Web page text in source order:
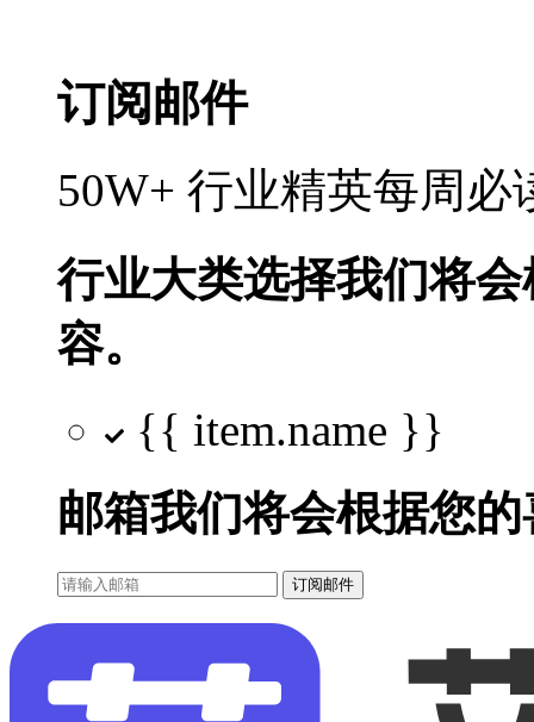
订阅邮件
50W+ 行业精英每周
行业大类选择我们将
容。
{{ item.name }}
邮箱我们将会根据您
订阅邮件